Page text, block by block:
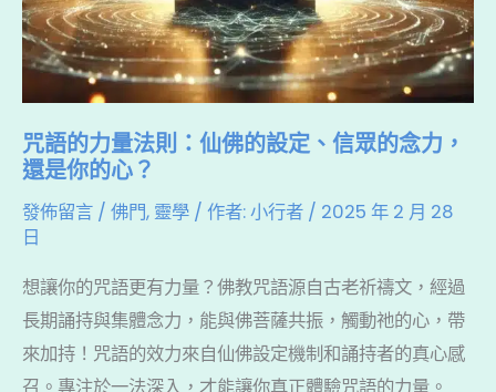
咒語的力量法則：仙佛的設定、信眾的念力，
還是你的心？
發佈留言 / 佛門, 靈學 / 作者:小行者 / 2025 年 2 月 28
日
想讓你的咒語更有力量？佛教咒語源自古老祈禱文，經過
長期誦持與集體念力，能與佛菩薩共振，觸動祂的心，帶
來加持！咒語的效力來自仙佛設定機制和誦持者的真心感
定、
信
眾
的
念
力，
還
你
的
心？